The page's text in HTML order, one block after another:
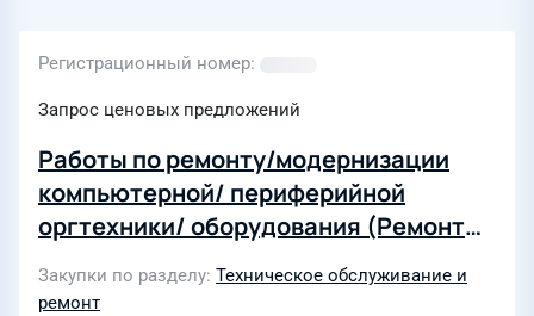
Регистрационный номер
Запрос ценовых предложений
Работы по ремонту/модернизации
компьютерной/ периферийной
оргтехники/ оборудования (Ремонт
копировальной и множительной
техники)
Закупки по разделу Техническое обслуживание и
ремонт